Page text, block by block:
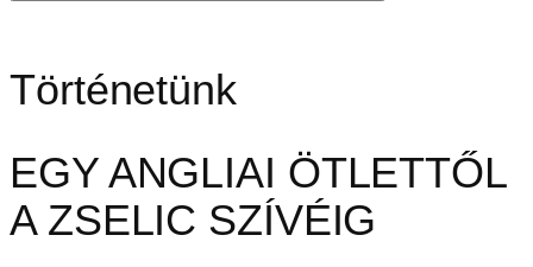
Történetünk
EGY ANGLIAI ÖTLETTŐL
A ZSELIC SZÍVÉIG